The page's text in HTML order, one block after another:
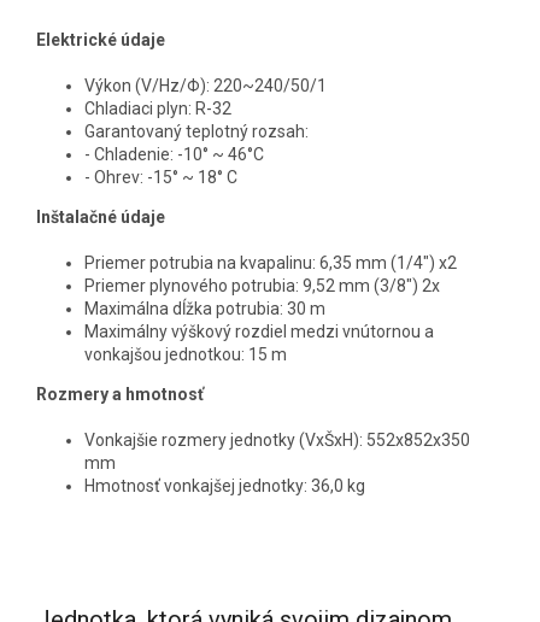
Elektrické údaje
Výkon (V/Hz/Φ): 220~240/50/1
Chladiaci plyn: R-32
Garantovaný teplotný rozsah:
- Chladenie: -10° ~ 46°C
- Ohrev: -15° ~ 18° C
Inštalačné údaje
Priemer potrubia na kvapalinu: 6,35 mm (1/4") x2
Priemer plynového potrubia: 9,52 mm (3/8") 2x
Maximálna dĺžka potrubia: 30 m
Maximálny výškový rozdiel medzi vnútornou a
vonkajšou jednotkou: 15 m
Rozmery a hmotnosť
Vonkajšie rozmery jednotky (VxŠxH): 552x852x350
mm
Hmotnosť vonkajšej jednotky: 36,0 kg